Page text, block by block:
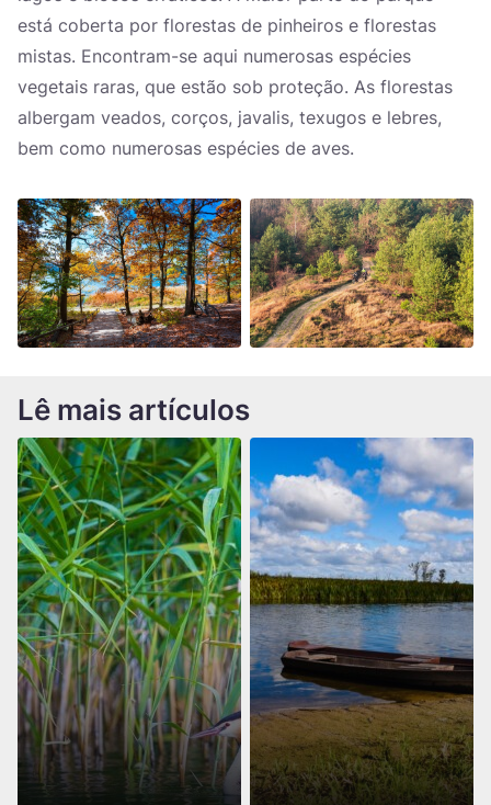
está coberta por florestas de pinheiros e florestas
mistas. Encontram-se aqui numerosas espécies
vegetais raras, que estão sob proteção. As florestas
albergam veados, corços, javalis, texugos e lebres,
bem como numerosas espécies de aves.
Lê mais artículos